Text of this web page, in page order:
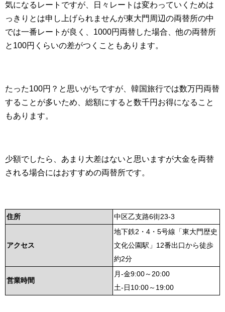
気になるレートですが、日々レートは変わっていくためは
っきりとは申し上げられませんが東大門周辺の両替所の中
では一番レートが良く、1000円両替した場合、他の両替所
と100円くらいの差がつくこともあります。
たった100円？と思いがちですが、韓国旅行では数万円両替
することが多いため、総額にすると数千円お得になること
もあります。
少額でしたら、あまり大差はないと思いますが大金を両替
される場合にはおすすめの両替所です。
住所 中区乙支路6街23-3
アクセス
地下鉄2・4・5号線「東大門歴史
文化公園駅」12番出口から徒歩
約2分
営業時間
月-金9:00～20:00
土-日10:00～19:00